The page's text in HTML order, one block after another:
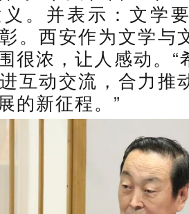
。 并表示：文学
。西安作为文学与
很浓，让人感动。
互动交流，合力推
的新征程。”